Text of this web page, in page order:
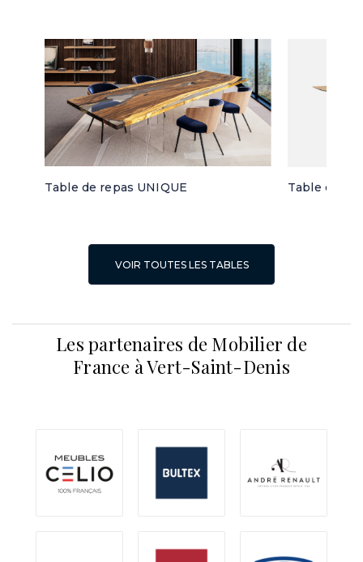
Table de repas UNIQUE Table de
VOIR TOUTES LES TABLES
Les partenaires de Mobilier de
France à Vert-Saint-Denis